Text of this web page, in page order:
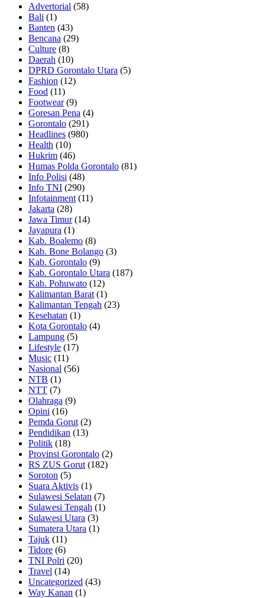
Advertorial (58)
Bali (1)
Banten (43)
Bencana (29)
Culture (8)
Daerah (10)
DPRD Gorontalo Utara (5)
Fashion (12)
Food (11)
Footwear(9)
Goresan Pena (4)
Gorontalo (291)
Headlines (980)
Health (10)
Hukrim (46)
Humas Polda Gorontalo (81)
Info Polisi (48)
Info TNI (290)
Infotainment (11)
Jakarta (28)
Jawa Timur(14)
Jayapura (1)
Kab. Boalemo (8)
Kab. Bone Bolango (3)
Kab. Gorontalo (9)
Kab. Gorontalo Utara (187)
Kab. Pohuwato (12)
Kalimantan Barat (1)
Kalimantan Tengah (23)
Kesehatan (1)
Kota Gorontalo (4)
Lampung (5)
Lifestyle (17)
Music (11)
Nasional (56)
NTB (1)
NTT (7)
Olahraga (9)
Opini (16)
Pemda Gorut (2)
Pendidikan (13)
Politik (18)
Provinsi Gorontalo (2)
RS ZUS Gorut (182)
Soroton (5)
Suara Aktivis (1)
Sulawesi Selatan (7)
Sulawesi Tengah (1)
Sulawesi Utara (3)
Sumatera Utara (1)
Tajuk (11)
Tidore (6)
TNI Polri (20)
Travel (14)
Uncategorized (43)
Way Kanan (1)